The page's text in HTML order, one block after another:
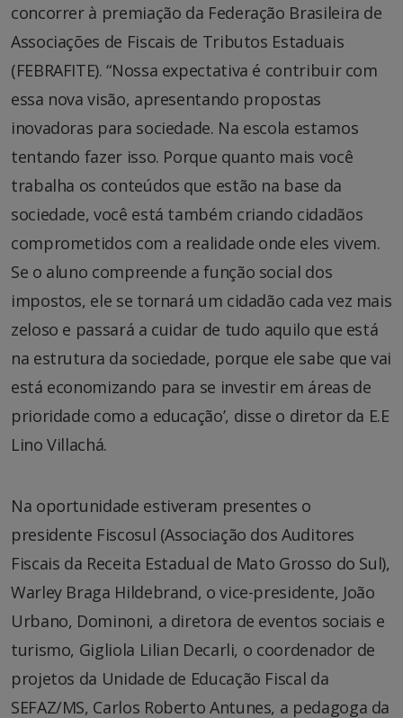
concorrer à premiação da Federação Brasileira de
Associações de Fiscais de Tributos Estaduais
(FEBRAFITE). “Nossa expectativa é contribuir com
essa nova visão, apresentando propostas
inovadoras para sociedade. Na escola estamos
tentando fazer isso. Porque quanto mais você
trabalha os conteúdos que estão na base da
sociedade, você está também criando cidadãos
comprometidos com a realidade onde eles vivem.
Se o aluno compreende a função social dos
impostos, ele se tornará um cidadão cada vez mais
zeloso e passará a cuidar de tudo aquilo que está
na estrutura da sociedade, porque ele sabe que vai
está economizando para se investir em áreas de
prioridade como a educação’, disse o diretor da E.E
Lino Villachá.
Na oportunidade estiveram presentes o
presidente Fiscosul (Associação dos Auditores
Fiscais da Receita Estadual de Mato Grosso do Sul),
Warley Braga Hildebrand, o vice-presidente, João
Urbano, Dominoni, a diretora de eventos sociais e
turismo, Gigliola Lilian Decarli, o coordenador de
projetos da Unidade de Educação Fiscal da
SEFAZ/MS, Carlos Roberto Antunes, a pedagoga da